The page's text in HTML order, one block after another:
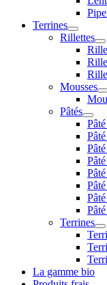
Terrines
Rillettes
Mousses
Pâtés
Terrines
La gamme bio